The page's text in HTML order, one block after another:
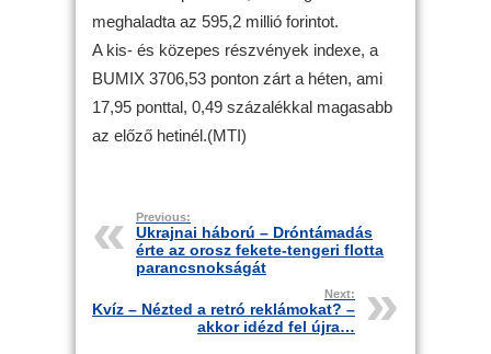
meghaladta az 595,2 millió forintot.
A kis- és közepes részvények indexe, a
BUMIX 3706,53 ponton zárt a héten, ami
17,95 ponttal, 0,49 százalékkal magasabb
az előző hetinél.(MTI)
Previous:
Ukrajnai háború – Dróntámadás
érte az orosz fekete-tengeri flotta
parancsnokságát
Next:
Kvíz – Nézted a retró reklámokat? –
akkor idézd fel újra…